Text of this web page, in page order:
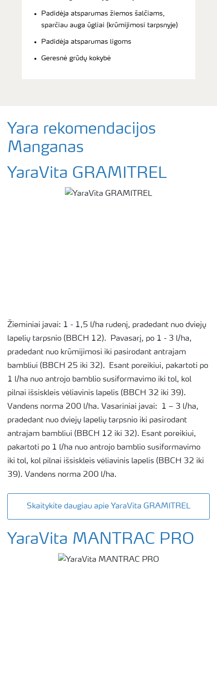
Padidėja atsparumas žiemos šalčiams,
sparčiau auga ūgliai (krūmijimosi tarpsnyje)
Padidėja atsparumas ligoms
Geresnė grūdų kokybė
Yara rekomendacijos
Manganas
YaraVita GRAMITREL
Žieminiai javai: 1 - 1,5 l/ha rudenį, pradedant nuo dviejų
lapelių tarpsnio (BBCH 12). Pavasarį, po 1 - 3 l/ha,
pradedant nuo krūmijimosi iki pasirodant antrajam
bambliui (BBCH 25 iki 32). Esant poreikiui, pakartoti po
1 l/ha nuo antrojo bamblio susiformavimo iki tol, kol
pilnai išsiskleis vėliavinis lapelis (BBCH 32 iki 39).
Vandens norma 200 l/ha. Vasariniai javai: 1 – 3 l/ha,
pradedant nuo dviejų lapelių tarpsnio iki pasirodant
antrajam bambliui (BBCH 12 iki 32). Esant poreikiui,
pakartoti po 1 l/ha nuo antrojo bamblio susiformavimo
iki tol, kol pilnai išsiskleis vėliavinis lapelis (BBCH 32 iki
39). Vandens norma 200 l/ha.
Skaitykite daugiau apie YaraVita GRAMITREL
YaraVita MANTRAC PRO